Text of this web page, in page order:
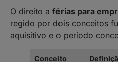
O direito a férias para
regido por dois conceitos
aquisitivo e o período
Conceito